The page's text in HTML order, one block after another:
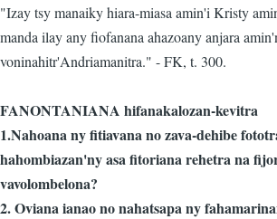
"Izay tsy manaiky hiara-miasa amin'i Kristy
manda ilay any fiofanana ahazoany anjara
voninahitr'Andriamanitra." - FK, t. 300.
FANONTANIANA hifanakalozan-kevitra
1.Nahoana ny fitiavana no zava-dehibe
hahombiazan'ny asa fitoriana rehetra na
vavolombelona?
2. Oviana ianao no nahatsapa ny